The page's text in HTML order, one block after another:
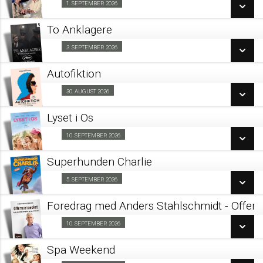
LÆS MERE
1. SEPTEMBER 2026Fra 01.09.2026
SE ALLE DAGE
To Anklagere
3. SEPTEMBER 2026Kino & Kage 03/09
SE ALLE DAGE
Autofiktion
30. AUGUST 2026Forpremiere 30/08
SE ALLE DAGE
LÆS MERE
Lyset i Os
10. SEPTEMBER 2026Kino & Kage 10/09
SE ALLE DAGE
LÆS MERE
Superhunden Charlie
5. SEPTEMBER 2026Forpremiere 05/09
SE ALLE DAGE
LÆS MERE
Foredrag med Anders Stahlschmidt -
10. SEPTEMBER 2026Fra 10.09.2026
Spa Weekend